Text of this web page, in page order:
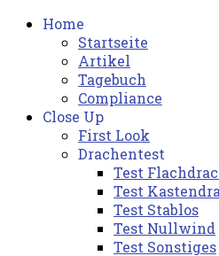
Home
Startseite
Artikel
Tagebuch
Compliance
Close Up
First Look
Drachentest
Test
Test
Test Stablos
Test Nullwind
Test Sonstiges